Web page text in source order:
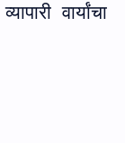
वार्यांचा